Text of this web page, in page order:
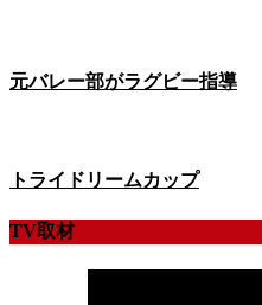
元バレー部がラグビー指導
トライドリームカップ
TV取材